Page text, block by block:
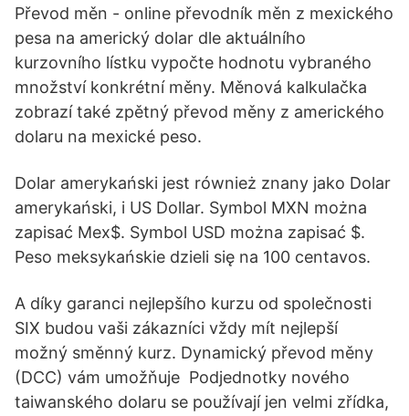
Převod měn - online převodník měn z mexického
pesa na americký dolar dle aktuálního
kurzovního lístku vypočte hodnotu vybraného
množství konkrétní měny. Měnová kalkulačka
zobrazí také zpětný převod měny z amerického
dolaru na mexické peso.
Dolar amerykański jest również znany jako Dolar
amerykański, i US Dollar. Symbol MXN można
zapisać Mex$. Symbol USD można zapisać $.
Peso meksykańskie dzieli się na 100 centavos.
A díky garanci nejlepšího kurzu od společnosti
SIX budou vaši zákazníci vždy mít nejlepší
možný směnný kurz. Dynamický převod měny
(DCC) vám umožňuje Podjednotky nového
taiwanského dolaru se používají jen velmi zřídka,